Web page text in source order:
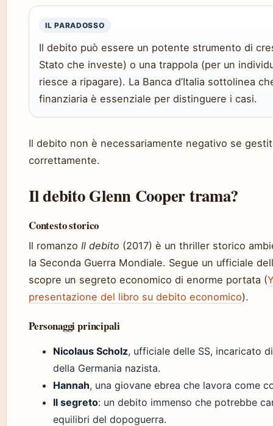
IL PARADOSSO
Il debito può essere un potente strumento di
Stato che investe) o una trappola (per un
riesce a ripagare). La Banca d’Italia sottolinea
finanziaria è essenziale per distinguere i casi.
Il debito non è necessariamente negativo se
correttamente.
Il debito Glenn Cooper trama?
Contesto storico
Il romanzo Il debito (2017) è un thriller storico
la Seconda Guerra Mondiale. Segue un ufficiale
scopre un segreto economico di enorme portata (
presentazione del libro su debito economico).
Personaggi principali
Nicolaus Scholz, ufficiale delle SS, incaricato
della Germania nazista.
Hannah, una giovane ebrea che lavora come
Il segreto: un debito immenso che potrebbe
equilibri del dopoguerra.